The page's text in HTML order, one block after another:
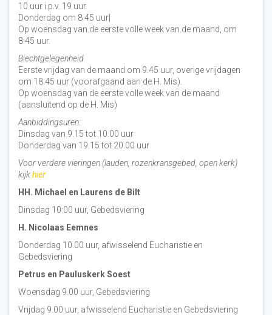
10 uur i.p.v. 19 uur
Donderdag om 8.45 uur|
Op woensdag van de eerste volle week van de maand, om
8:45 uur.
Biechtgelegenheid
Eerste vrijdag van de maand om 9.45 uur, overige vrijdagen
om 18.45 uur (voorafgaand aan de H. Mis).
Op woensdag van de eerste volle week van de maand
(aansluitend op de H. Mis)
Aanbiddingsuren:
Dinsdag van 9.15 tot 10.00 uur
Donderdag van 19.15 tot 20.00 uur
Voor verdere vieringen (lauden, rozenkransgebed, open kerk)
kijkhier
HH. Michael en Laurens de Bilt
Dinsdag 10:00 uur, Gebedsviering
H. Nicolaas Eemnes
Donderdag 10.00 uur, afwisselend Eucharistie en
Gebedsviering
Petrus en Pauluskerk Soest
Woensdag 9.00 uur, Gebedsviering
Vrijdag 9.00 uur, afwisselend Eucharistie en Gebedsviering